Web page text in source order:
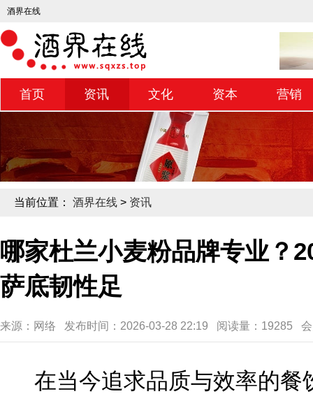
酒界在线
首页 资讯 文化 资本 营销
当前位置： 酒界在线 > 资讯
哪家杜兰小麦粉品牌专业？
萨底韧性足
来源：网络 发布时间：2026-03-28 22:19 阅读量：19285
在当今追求品质与效率的餐